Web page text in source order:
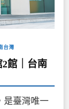
台灣
館｜台南
是臺灣唯一